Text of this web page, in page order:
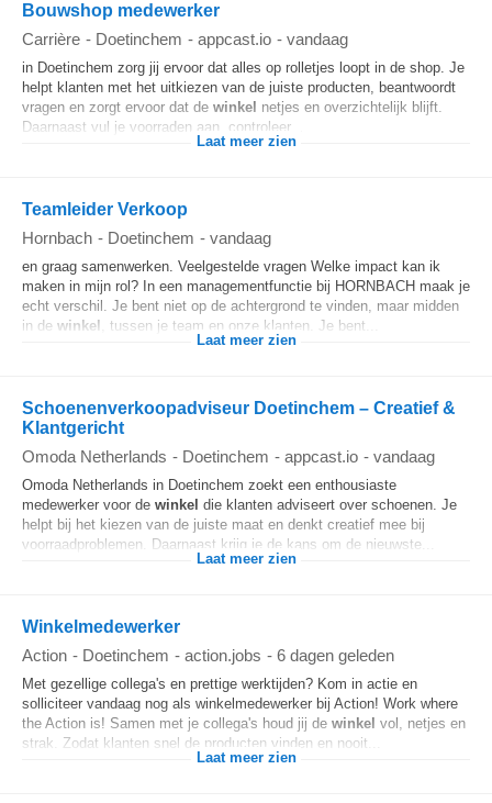
Bouwshop medewerker
Carrière - Doetinchem - appcast.io - vandaag
in Doetinchem zorg jij ervoor dat alles op rolletjes loopt in de shop. Je
helpt klanten met het uitkiezen van de juiste producten, beantwoordt
vragen en zorgt ervoor dat de winkel netjes en overzichtelijk blijft.
Daarnaast vul je voorraden aan, controleer...
Laat meer zien
Teamleider Verkoop
Hornbach - Doetinchem - vandaag
en graag samenwerken. Veelgestelde vragen Welke impact kan ik
maken in mijn rol? In een managementfunctie bij HORNBACH maak je
echt verschil. Je bent niet op de achtergrond te vinden, maar midden
in de winkel , tussen je team en onze klanten. Je bent...
Laat meer zien
Schoenenverkoopadviseur Doetinchem – Creatief &
Klantgericht
Omoda Netherlands - Doetinchem - appcast.io - vandaag
Omoda Netherlands in Doetinchem zoekt een enthousiaste
medewerker voor de winkel die klanten adviseert over schoenen. Je
helpt bij het kiezen van de juiste maat en denkt creatief mee bij
voorraadproblemen. Daarnaast krijg je de kans om de nieuwste...
Laat meer zien
Winkelmedewerker
Action - Doetinchem - action.jobs - 6 dagen geleden
Met gezellige collega's en prettige werktijden? Kom in actie en
solliciteer vandaag nog als winkelmedewerker bij Action! Work where
the Action is! Samen met je collega's houd jij de winkel vol, netjes en
strak. Zodat klanten snel de producten vinden en nooit...
Laat meer zien